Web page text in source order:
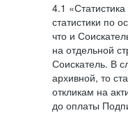
4.1
статистики по
что и
на отдельной
Соискатель. В
архивной, то
откликам на
до оплаты